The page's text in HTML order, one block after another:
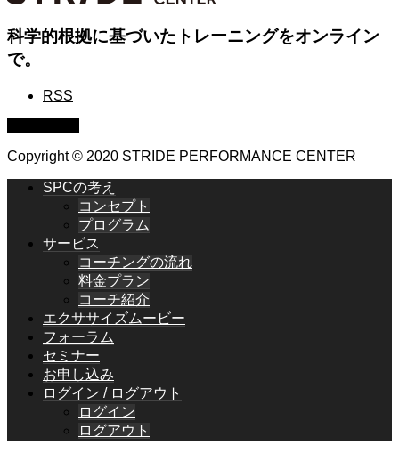
科学的根拠に基づいたトレーニングをオンライン
で。
RSS
Copyright © 2020 STRIDE PERFORMANCE CENTER
SPCの考え
コンセプト
プログラム
サービス
コーチングの流れ
料金プラン
コーチ紹介
エクササイズムービー
フォーラム
セミナー
お申し込み
ログイン / ログアウト
ログイン
ログアウト